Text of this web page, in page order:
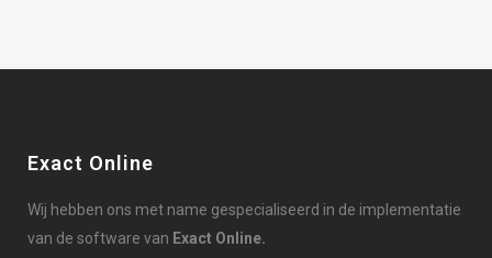
Exact Online
Wij hebben ons met name gespecialiseerd in de implementatie
van de software van Exact Online.